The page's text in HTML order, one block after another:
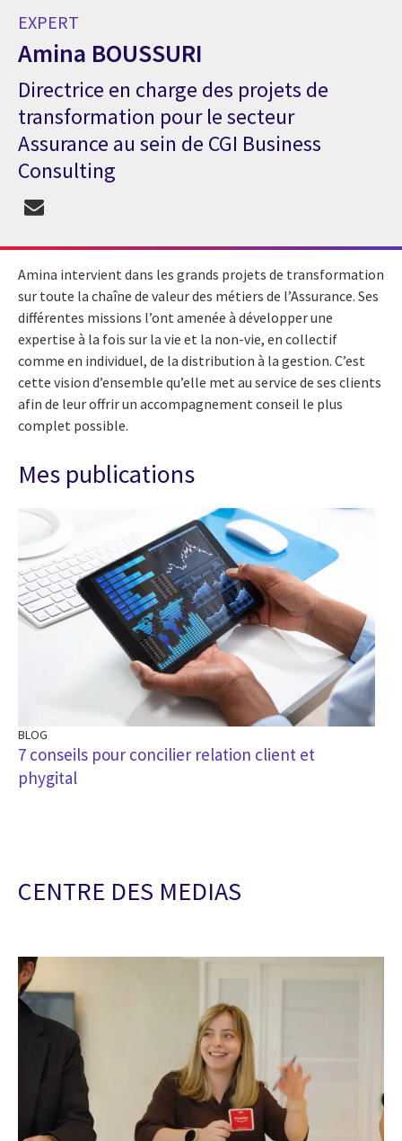
EXPERT
Amina BOUSSURI
Expert Amina BOUSSURI
Directrice en charge des projets de
transformation pour le secteur
Assurance au sein de CGI Business
Consulting
Amina intervient dans les grands projets de transformation
sur toute la chaîne de valeur des métiers de l’Assurance. Ses
différentes missions l’ont amenée à développer une
expertise à la fois sur la vie et la non-vie, en collectif
comme en individuel, de la distribution à la gestion. C’est
cette vision d’ensemble qu’elle met au service de ses clients
afin de leur offrir un accompagnement conseil le plus
complet possible.
Mes publications
BLOG
7 conseils pour concilier relation client et
phygital
CENTRE DES MEDIAS